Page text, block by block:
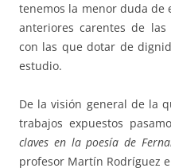
tenemos la menor duda de
anteriores carentes de las
con las que dotar de
estudio.
De la visión general de la
trabajos expuestos
claves en la poesía de
profesor Martín Rodríguez